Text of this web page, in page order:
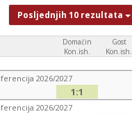
Posljednjih 10 rezultata
Domaćin
Kon.ish.
Gost
Kon.ish.
2026/2027
1:1
2026/2027